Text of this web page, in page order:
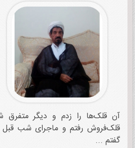
آن قلک‌ها را زدم و دیگر متفرق
قلک‌فروش رفتم و ماجرای شب
گفتم ...